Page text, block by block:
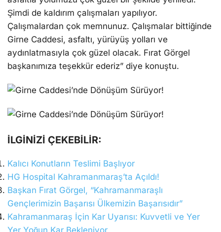
Şimdi de kaldırım çalışmaları yapılıyor.
Çalışmalardan çok memnunuz. Çalışmalar bittiğinde
Girne Caddesi, asfaltı, yürüyüş yolları ve
aydınlatmasıyla çok güzel olacak. Fırat Görgel
başkanımıza teşekkür ederiz” diye konuştu.
İLGİNİZİ ÇEKEBİLİR:
Kalıcı Konutların Teslimi Başlıyor
HG Hospital Kahramanmaraş’ta Açıldı!
Başkan Fırat Görgel, “Kahramanmaraşlı
Gençlerimizin Başarısı Ülkemizin Başarısıdır”
Kahramanmaraş İçin Kar Uyarısı: Kuvvetli ve Yer